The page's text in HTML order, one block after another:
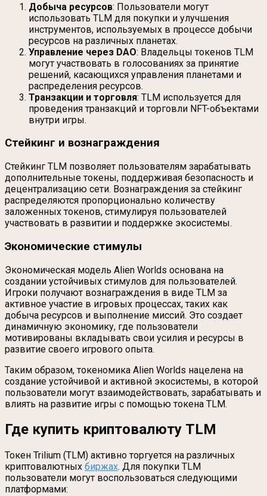
Добыча ресурсов: Пользователи могут
использовать TLM для покупки и улучшения
инструментов, используемых в процессе добычи
ресурсов на различных планетах.
Управление через DAO: Владельцы токенов TLM
могут участвовать в голосованиях за принятие
решений, касающихся управления планетами и
распределения ресурсов.
Транзакции и торговля: TLM используется для
проведения транзакций и торговли NFT-объектами
внутри игры.
Стейкинг и вознаграждения
Стейкинг TLM позволяет пользователям зарабатывать
дополнительные токены, поддерживая безопасность и
децентрализацию сети. Вознаграждения за стейкинг
распределяются пропорционально количеству
заложенных токенов, стимулируя пользователей
участвовать в развитии и поддержке экосистемы.
Экономические стимулы
Экономическая модель Alien Worlds основана на
создании устойчивых стимулов для пользователей.
Игроки получают вознаграждения в виде TLM за
активное участие в игровых процессах, таких как
добыча ресурсов и выполнение миссий. Это создает
динамичную экономику, где пользователи
мотивированы вкладывать свои усилия и ресурсы в
развитие своего игрового опыта.
Таким образом, токеномика Alien Worlds нацелена на
создание устойчивой и активной экосистемы, в которой
пользователи могут взаимодействовать, зарабатывать и
влиять на развитие игры с помощью токена TLM.
Где купить криптовалюту TLM
Токен Trilium (TLM) активно торгуется на различных
криптовалютных биржах. Для покупки TLM
пользователи могут воспользоваться следующими
платформами: